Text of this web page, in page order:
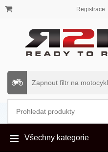
Registrace
Zapnout filtr na motocykl
Všechny kategorie